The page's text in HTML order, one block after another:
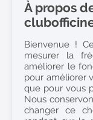
L'emploi
Pharmacien (H/F)
Préparateur en
Etudiant en
Etudiant en
Conseiller Dermo
À propos
Bienvenue !
mesurer la
améliorer le
pour améliorer
que pour vous
Nous
changer ce